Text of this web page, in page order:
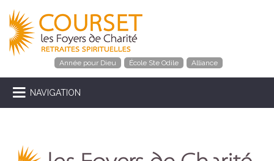
Année pour Dieu École Ste Odile Alliance
NAVIGATION